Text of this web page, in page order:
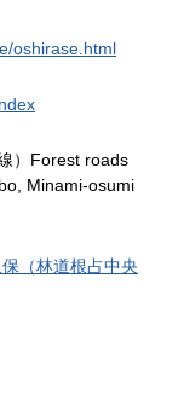
oshirase.html
）Forest roads
Minami-osumi
（林道根占中央